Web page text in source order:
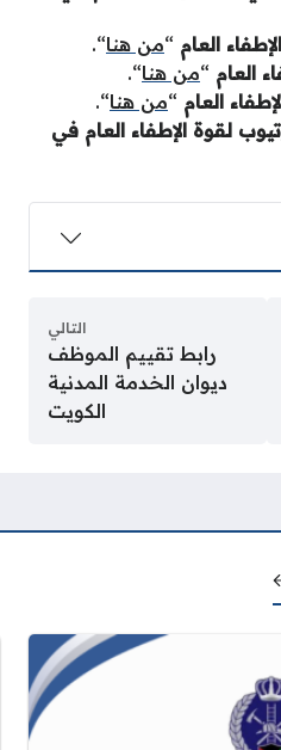
العام “من هنا“.
العام “من هنا“.
العام “من هنا“.
لقوة الإطفاء العام في
التالي
رابط تقييم الموظف
ديوان الخدمة المدنية
الكويت